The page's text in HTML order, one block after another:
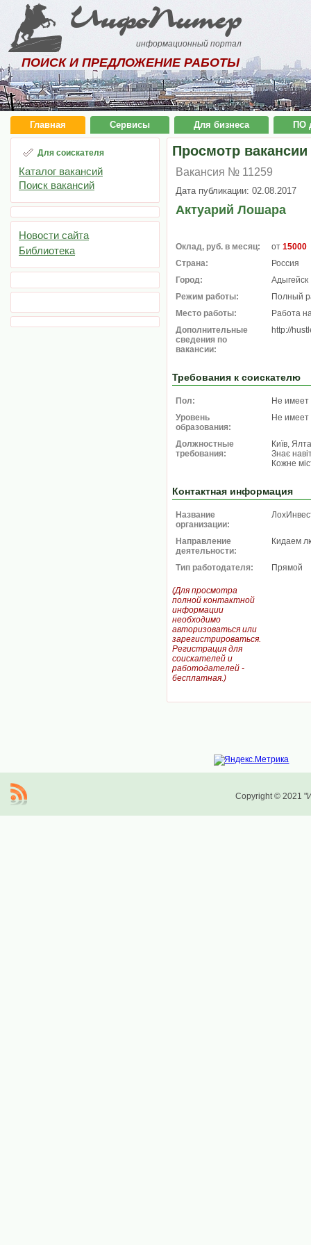
ИнфоПитер
информационный портал
ПОИСК И ПРЕДЛОЖЕНИЕ РАБОТЫ
Главная Сервисы Для бизнеса ПО
Для соискателя
Каталог вакансий
Поиск вакансий
Новости сайта
Библиотека
Просмотр вакансии
Вакансия № 11259
Дата публикации: 02.08.2017
Актуарий Лошара
Оклад, руб. в месяц: от 15000
Страна:
Россия
Город:
Адыгейск
Режим работы:
Полный
Место работы:
Работа
Дополнительные
сведения по
вакансии:
http://
Требования к соискателю
Пол:
Не имеет
Уровень
образования:
Не имеет
Должностные
требования:
Київ,
Знає
Кожне
Контактная информация
Название
организации:
Направление
деятельности:
Кидаем
Тип работодателя: Прямой
(Для просмотра
полной контактной
информации
необходимо
авторизоваться или
зарегистрироваться.
Регистрация для
соискателей и
работодателей -
бесплатная.)
Copyright © 2021